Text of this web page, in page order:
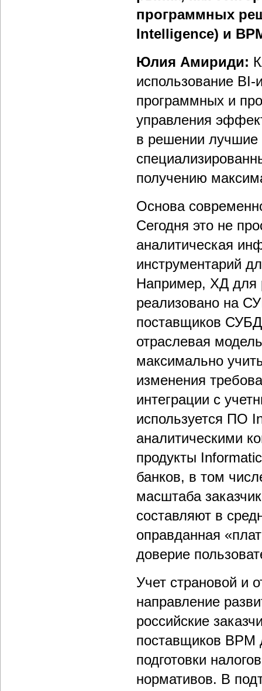
программных
Intelligence) и
Юлия Амириди:
использование
программных и
управления
в решении лучшие
получению
Основа
Сегодня это не
аналитическая
инструментарий
Например, ХД для
реализовано на
поставщиков
отраслевая
максимально
изменения
интеграции с
используется ПО
аналитическими
продукты
банков, в том
масштаба
составляют в
оправданная
доверие
Учет страновой и
направление
российские
поставщиков ВРМ
подготовки
нормативов. В